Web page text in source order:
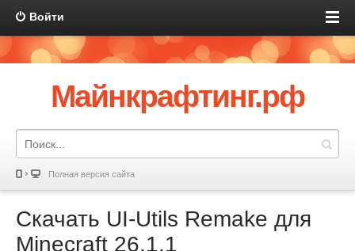
Войти
Майнкрафтинг.рф
Полная версия сайта
Скачать UI-Utils Remake для
Minecraft 26.1.1